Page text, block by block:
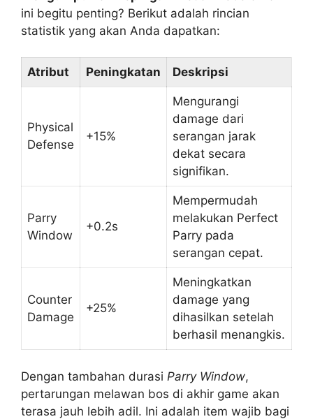
ini begitu penting? Berikut adalah rincian
statistik yang akan Anda dapatkan:
Atribut Peningkatan Deskripsi
Physical
Defense
+15%
Mengurangi
damage dari
serangan jarak
dekat secara
signifikan.
Parry
Window
+0.2s
Mempermudah
melakukan Perfect
Parry pada
serangan cepat.
Counter
Damage
+25%
Meningkatkan
damage yang
dihasilkan setelah
berhasil menangkis.
Dengan tambahan durasi Parry Window,
pertarungan melawan bos di akhir game akan
terasa jauh lebih adil. Ini adalah item wajib bagi